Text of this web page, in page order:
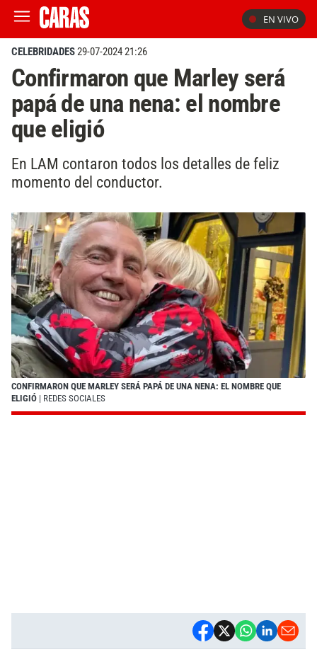
EN VIVO
CELEBRIDADES29-07-2024 21:26
Confirmaron que Marley será
papá de una nena: el nombre
que eligió
En LAM contaron todos los detalles de feliz
momento del conductor.
CONFIRMARON QUE MARLEY SERÁ PAPÁ DE UNA NENA: EL NOMBRE QUE
ELIGIÓ | REDES SOCIALES